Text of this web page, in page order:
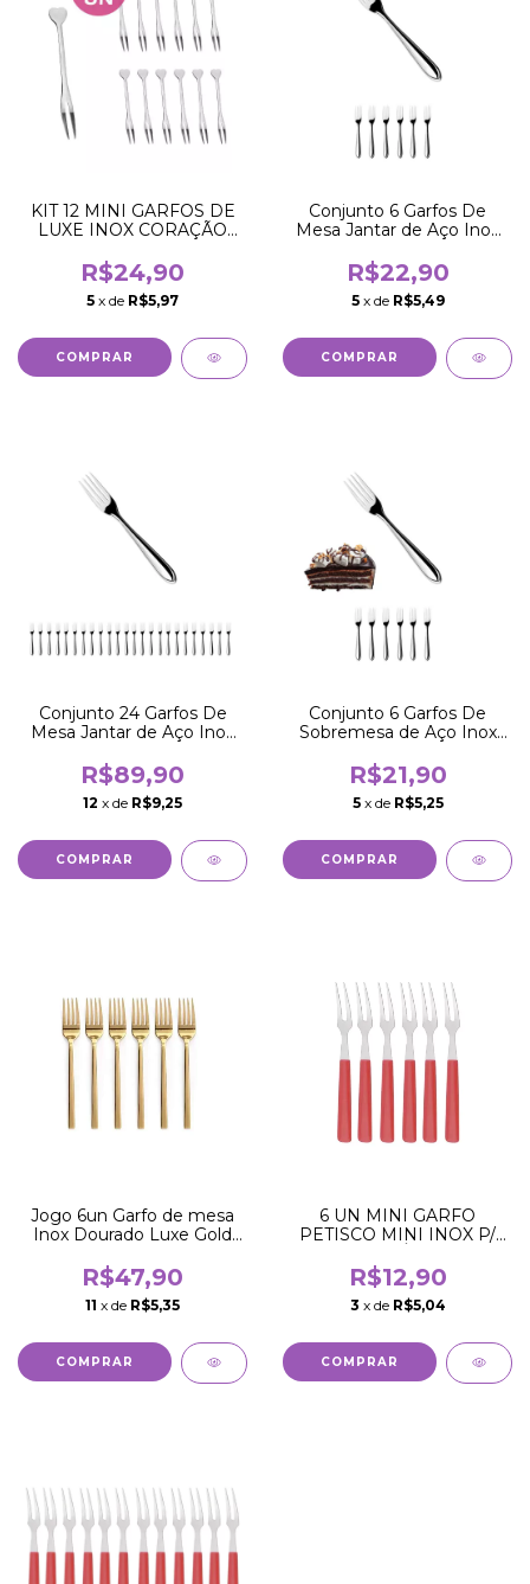
KIT 12 MINI GARFOS DE
LUXE INOX CORAÇÃO
R$24,90
5 x de R$5,97
Conjunto 6 Garfos De
Mesa Jantar de Aço Inox
R$22,90
5 x de R$5,49
Conjunto 24 Garfos De
Mesa Jantar de Aço Inox
R$89,90
12 x de R$9,25
Conjunto 6 Garfos De
Sobremesa de Aço Inox
R$21,90
5 x de R$5,25
Jogo 6un Garfo de mesa
Inox Dourado Luxe Gold
R$47,90
11 x de R$5,35
6 UN MINI GARFO
PETISCO MINI INOX P/
FRIOS
R$12,90
3 x de R$5,04